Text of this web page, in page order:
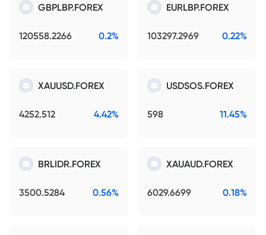
GBPLBP.FOREX
120558.2266 0.2%
EURLBP.FOREX
103297.2969 0.22%
XAUUSD.FOREX
4252.512 4.42%
USDSOS.FOREX
598 11.45%
BRLIDR.FOREX
3500.5284 0.56%
XAUAUD.FOREX
6029.6699 0.18%